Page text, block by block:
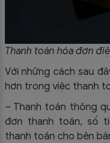
Thanh toán hóa đơn
Với những cách sau
hơn trong việc thanh
– Thanh toán thông
đơn thanh toán, số
thanh toán cho bên